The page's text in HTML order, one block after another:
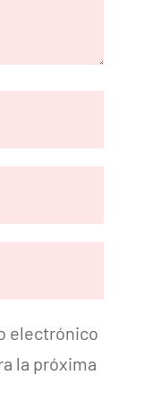
electrónico
la próxima